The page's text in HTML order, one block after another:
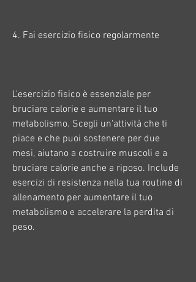
4. Fai esercizio fisico regolarmente
L'esercizio fisico è essenziale per
bruciare calorie e aumentare il tuo
metabolismo. Scegli un'attività che ti
piace e che puoi sostenere per due
mesi, aiutano a costruire muscoli e a
bruciare calorie anche a riposo. Include
esercizi di resistenza nella tua routine di
allenamento per aumentare il tuo
metabolismo e accelerare la perdita di
peso.